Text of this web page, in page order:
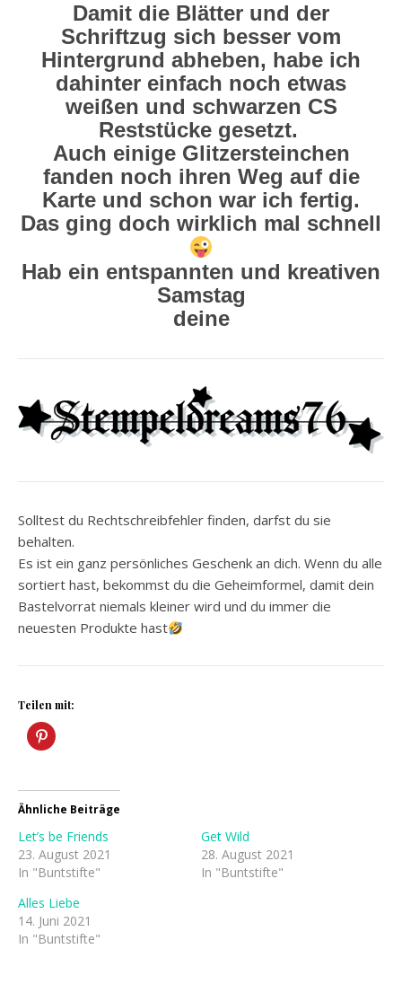
Damit die Blätter und der
Schriftzug sich besser vom
Hintergrund abheben, habe ich
dahinter einfach noch etwas
weißen und schwarzen CS
Reststücke gesetzt.
Auch einige Glitzersteinchen
fanden noch ihren Weg auf die
Karte und schon war ich fertig.
Das ging doch wirklich mal schnell
Hab ein entspannten und kreativen
Samstag
deine
Solltest du Rechtschreibfehler finden, darfst du sie
behalten.
Es ist ein ganz persönliches Geschenk an dich. Wenn du alle
sortiert hast, bekommst du die Geheimformel, damit dein
Bastelvorrat niemals kleiner wird und du immer die
neuesten Produkte hast
Teilen mit:
Ähnliche Beiträge
Let’s be Friends
23. August 2021
In "Buntstifte"
Get Wild
28. August 2021
In "Buntstifte"
Alles Liebe
14. Juni 2021
In "Buntstifte"